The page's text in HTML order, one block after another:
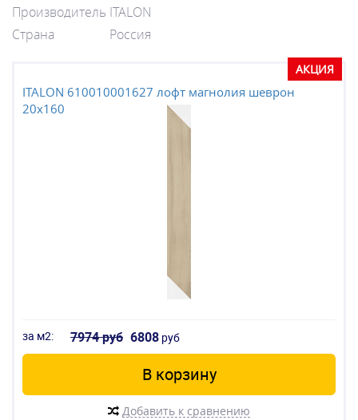
Производитель ITALON
Страна
Россия
АКЦИЯ
ITALON 610010001627 лофт магнолия шеврон
20x160
за м2: 7974 руб 6808 руб
В корзину
Добавить к сравнению